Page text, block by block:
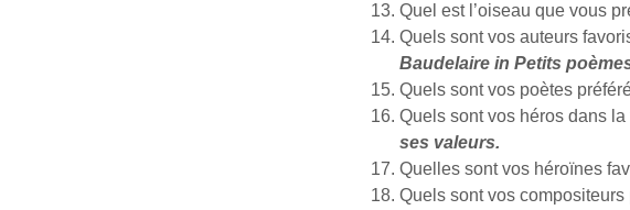
Quel est l’oiseau que vous
Quels sont vos auteurs
Baudelaire in Petits
Quels sont vos poètes
Quels sont vos héros dans la
ses valeurs.
Quelles sont vos héroïnes
Quels sont vos compositeurs